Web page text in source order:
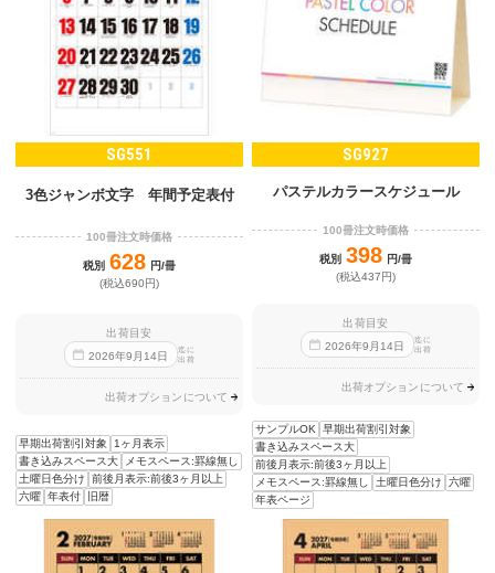
SG551
3色ジャンボ文字 年間予定表付
100冊注文時価格
税別 628 円/冊
(税込690円)
出荷目安
2026年9 月14日
迄に
出荷
出荷オプションについて
早期出荷割引対象
1ヶ月表示
書き込みスペース大
メモスペース:罫線無し
土曜日色分け
前後月表示:前後3ヶ月以上
六曜 年表付 旧暦
SG927
パステルカラースケジュール
100冊注文時価格
税別 398 円/冊
(税込437円)
出荷目安
2026年9 月 14日
迄に
出荷
出荷オプションについて
サンプルOK
早期出荷割引対象
書き込みスペース大
前後月表示:前後3ヶ月以上
メモスペース:罫線無し
土曜日色分け
六曜
年表ページ